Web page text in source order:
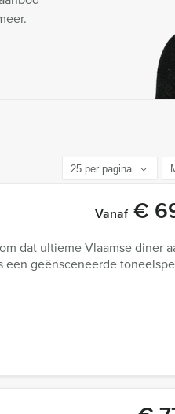
Vanaf€
dat ultieme Vlaamse diner
een geënsceneerde